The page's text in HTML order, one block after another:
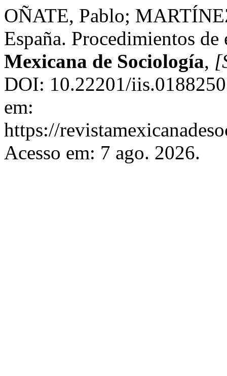
OÑATE, Pablo;
España. Procedimientos
Mexicana de Sociología,
DOI: 10.22201/
em:
https://
Acesso em: 7 ago. 2026.